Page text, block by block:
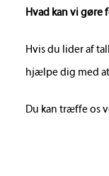
Hvad kan vi gøre
Hvis du lider af
hjælpe dig med
Du kan træffe os